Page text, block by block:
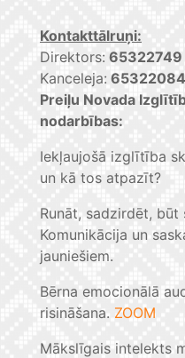
Kontakttālruņi:
Direktors: 65322749
Kanceleja: 65322084
Preiļu Novada
nodarbības:
Iekļaujošā izglītība
un kā tos atpazīt?
Runāt, sadzirdēt, būt
Komunikācija un
jauniešiem.
Bērna emocionālā
risināšana. ZOOM
Mākslīgais intelekts